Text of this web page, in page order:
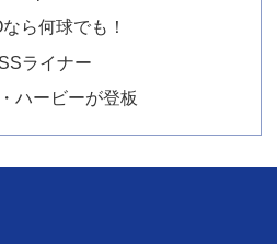
なら何球でも！
ライナー
ハービーが登板